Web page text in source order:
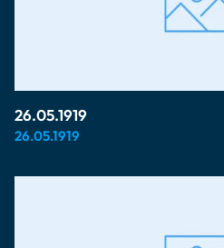
26.05.1919
26.05.1919